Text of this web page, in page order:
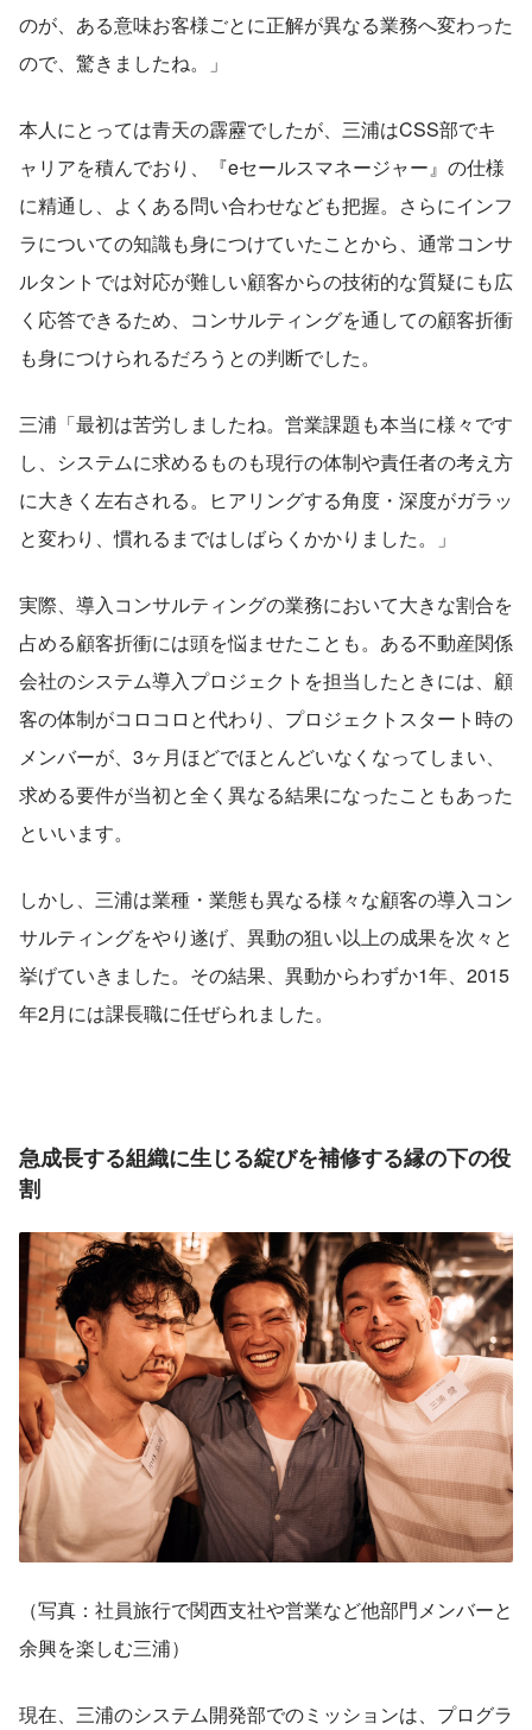
のが、ある意味お客様ごとに正解が異なる業務へ変わった
ので、驚きましたね。」
本人にとっては青天の霹靂でしたが、三浦はCSS部でキ
ャリアを積んでおり、『eセールスマネージャー』の仕様
に精通し、よくある問い合わせなども把握。さらにインフ
ラについての知識も身につけていたことから、通常コンサ
ルタントでは対応が難しい顧客からの技術的な質疑にも広
く応答できるため、コンサルティングを通しての顧客折衝
も身につけられるだろうとの判断でした。
三浦「最初は苦労しましたね。営業課題も本当に様々です
し、システムに求めるものも現行の体制や責任者の考え方
に大きく左右される。ヒアリングする角度・深度がガラッ
と変わり、慣れるまではしばらくかかりました。」
実際、導入コンサルティングの業務において大きな割合を
占める顧客折衝には頭を悩ませたことも。ある不動産関係
会社のシステム導入プロジェクトを担当したときには、顧
客の体制がコロコロと代わり、プロジェクトスタート時の
メンバーが、3ヶ月ほどでほとんどいなくなってしまい、
求める要件が当初と全く異なる結果になったこともあった
といいます。
しかし、三浦は業種・業態も異なる様々な顧客の導入コン
サルティングをやり遂げ、異動の狙い以上の成果を次々と
挙げていきました。その結果、異動からわずか1年、2015
年2月には課長職に任ぜられました。
急成長する組織に生じる綻びを補修する縁の下の役
割
（写真：社員旅行で関西支社や営業など他部門メンバーと
余興を楽しむ三浦）
現在、三浦のシステム開発部でのミッションは、プログラ